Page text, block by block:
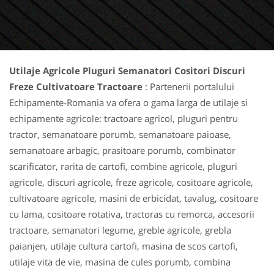
Utilaje Agricole Pluguri Semanatori Cositori Discuri
Freze Cultivatoare Tractoare : Partenerii portalului
Echipamente-Romania va ofera o gama larga de utilaje si
echipamente agricole: tractoare agricol, pluguri pentru
tractor, semanatoare porumb, semanatoare paioase,
semanatoare arbagic, prasitoare porumb, combinator
scarificator, rarita de cartofi, combine agricole, pluguri
agricole, discuri agricole, freze agricole, cositoare agricole,
cultivatoare agricole, masini de erbicidat, tavalug, cositoare
cu lama, cositoare rotativa, tractoras cu remorca, accesorii
tractoare, semanatori legume, greble agricole, grebla
paianjen, utilaje cultura cartofi, masina de scos cartofi,
utilaje vita de vie, masina de cules porumb, combina